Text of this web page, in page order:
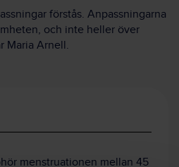
förstås. Anpassningarna
och inte heller över
Maria Arnell.
menstruationen mellan 45